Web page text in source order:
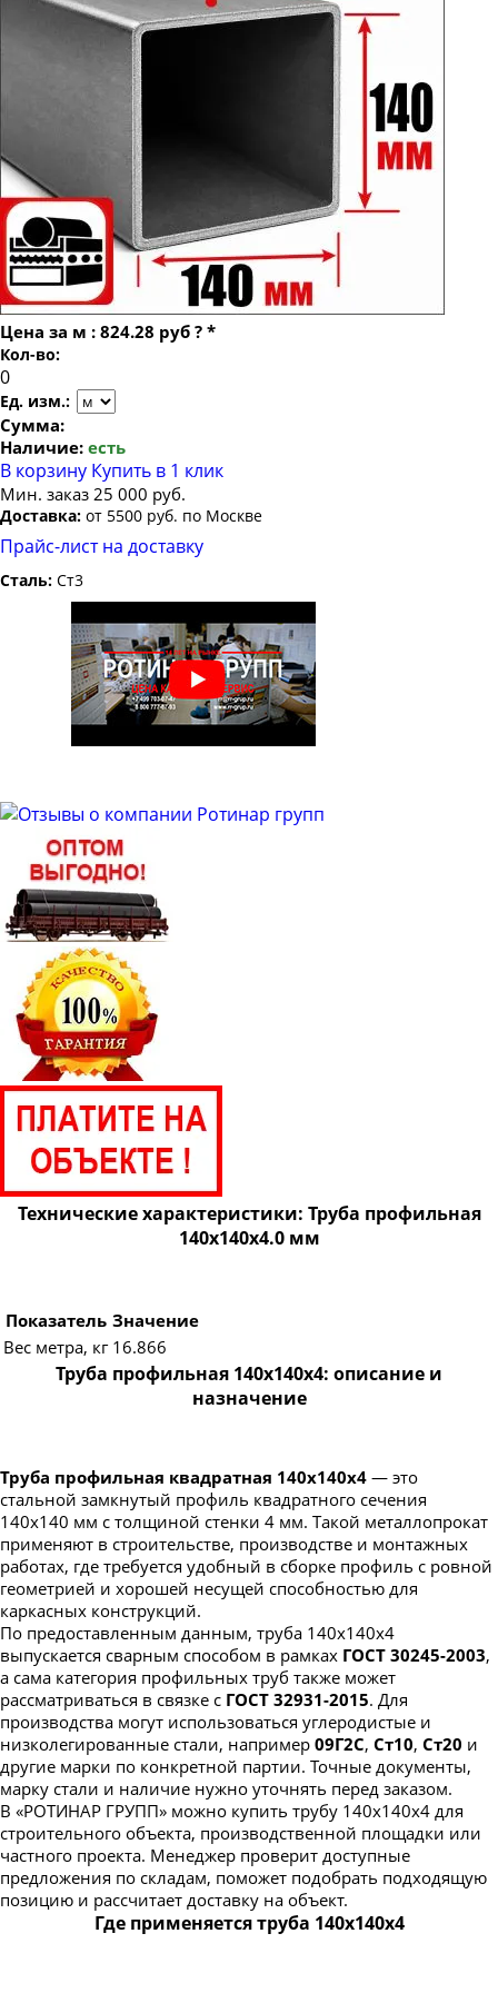
Труба профильная 80х80
Труба профильная 100х100
Труба профильная 120х120
Труба профильная 150х150
Труба профильная 160х160
Труба профильная 180х180
Труба профильная 200х200
Труба профильная 250х250
Труба профильная 300х300
Труба профильная 400х400
Цена за м : 824.28 руб ? *
Кол-во:
Ед. изм.:
Сумма:
Наличие: есть
В корзину Купить в 1 клик
Мин. заказ 25 000 руб.
Доставка: от 5500 руб. по Москве
Прайс-лист на доставку
Сталь: Ст3
Технические характеристики: Труба профильная
140х140х4.0 мм
Показатель Значение
Вес метра, кг 16.866
Труба профильная 140х140х4: описание и
назначение
Труба профильная квадратная 140х140х4 — это
стальной замкнутый профиль квадратного сечения
140х140 мм с толщиной стенки 4 мм. Такой металлопрокат
применяют в строительстве, производстве и монтажных
работах, где требуется удобный в сборке профиль с ровной
геометрией и хорошей несущей способностью для
каркасных конструкций.
По предоставленным данным, труба 140х140х4
выпускается сварным способом в рамках ГОСТ 30245-2003,
а сама категория профильных труб также может
рассматриваться в связке с ГОСТ 32931-2015. Для
производства могут использоваться углеродистые и
низколегированные стали, например 09Г2С, Ст10, Ст20 и
другие марки по конкретной партии. Точные документы,
марку стали и наличие нужно уточнять перед заказом.
В «РОТИНАР ГРУПП» можно купить трубу 140х140х4 для
строительного объекта, производственной площадки или
частного проекта. Менеджер проверит доступные
предложения по складам, поможет подобрать подходящую
позицию и рассчитает доставку на объект.
Где применяется труба 140х140х4